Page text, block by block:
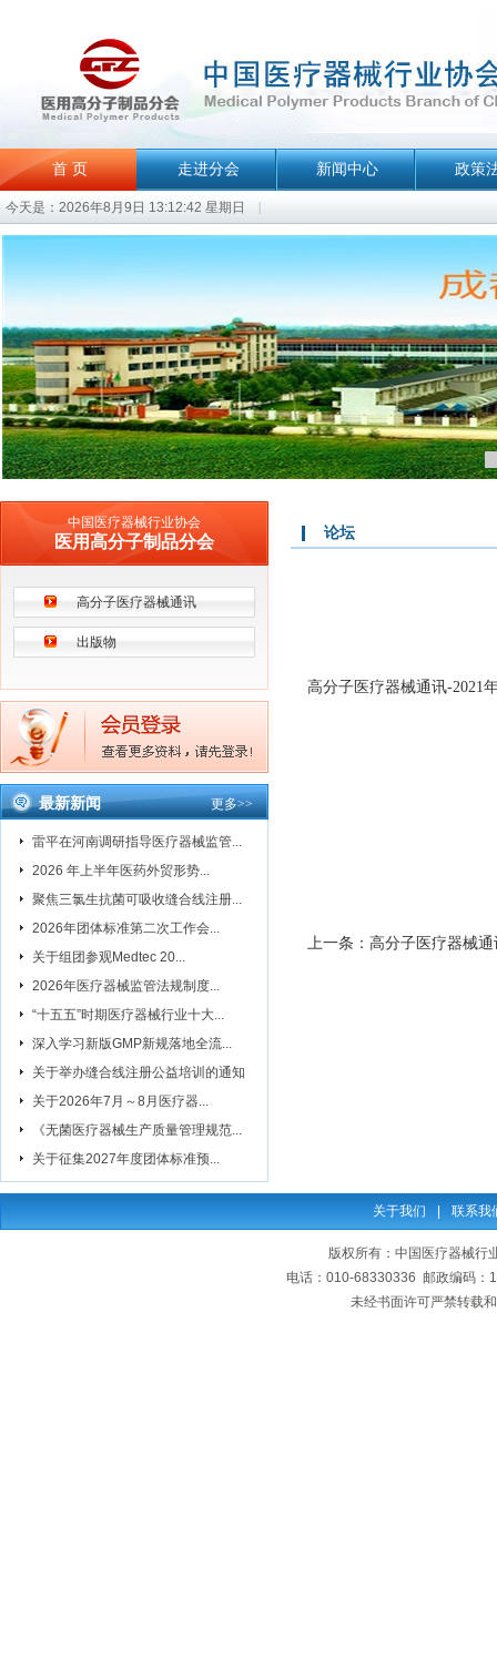
首 页
今天是：2026年8月9日 13:12:42 星期日
走进分会 新闻中心 政策
中国医疗器械行业协会
医用高分子制品分会
高分子医疗器械通讯
出版物
最新新闻 更多>>
雷平在河南调研指导医疗器械监管...
2026 年上半年医药外贸形势...
聚焦三氯生抗菌可吸收缝合线注册...
2026年团体标准第二次工作会...
关于组团参观Medtec 20...
2026年医疗器械监管法规制度...
“十五五”时期医疗器械行业十大...
深入学习新版GMP新规落地全流...
关于举办缝合线注册公益培训的通知
关于2026年7月～8月医疗器...
《无菌医疗器械生产质量管理规范...
关于征集2027年度团体标准预...
论坛
高分子医疗器械通讯-2021
上一条： 高分子医疗器械
关于我们 联系我
版权所有：中国医疗器械行
电话：010-68330336 邮政编码：
未经书面许可严禁转载